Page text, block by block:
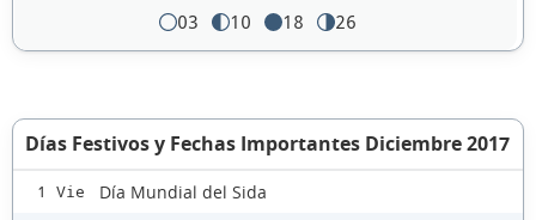
03 10 18 26
Días Festivos y Fechas Importantes Diciembre 2017
1 Vie Día Mundial del Sida